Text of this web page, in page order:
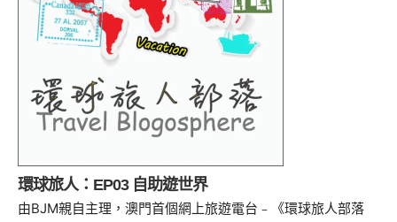
環球旅人：EP03 自助遊世界
由BJM親自主理，澳門首個網上旅遊電台﹣《環球旅人部落